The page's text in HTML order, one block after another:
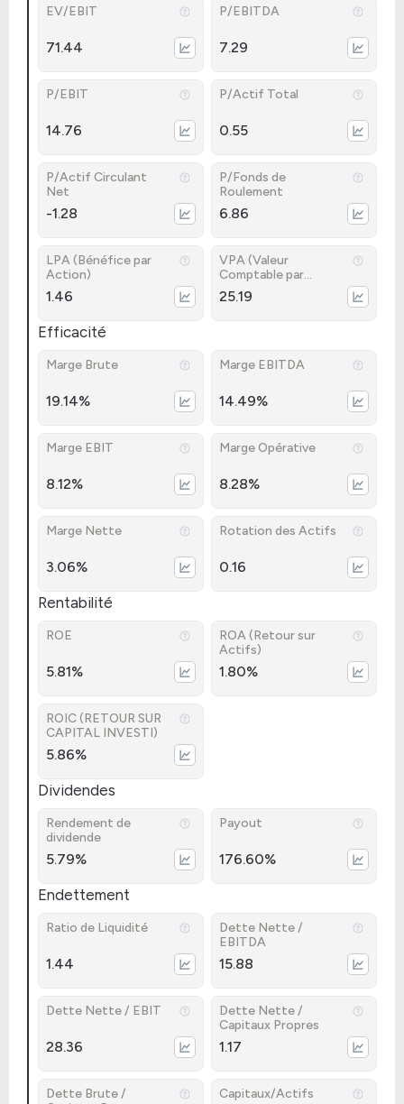
EV/EBIT
71.44
P/EBITDA
7.29
P/EBIT
14.76
P/Actif Total
0.55
P/Actif Circulant
Net
-1.28
P/Fonds de
Roulement
6.86
LPA (Bénéfice par
Action)
1.46
VPA (Valeur
Comptable par
Action)
25.19
Efficacité
Marge Brute
19.14%
Marge EBITDA
14.49%
Marge EBIT
8.12%
Marge Opérative
8.28%
Marge Nette
3.06%
Rotation des Actifs
0.16
Rentabilité
ROE
5.81%
ROA (Retour sur
Actifs)
1.80%
ROIC (RETOUR SUR
CAPITAL INVESTI)
5.86%
Dividendes
Rendement de
dividende
5.79%
Payout
176.60%
Endettement
Ratio de Liquidité
1.44
Dette Nette /
EBITDA
15.88
Dette Nette / EBIT
28.36
Dette Nette /
Capitaux Propres
1.17
Dette Brute /
Capitaux/Actifs